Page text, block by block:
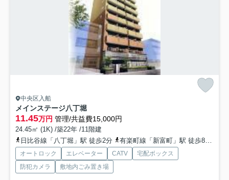
中央区入船
メインステージ八丁堀
11.45万円 管理/共益費15,000円
24.45㎡ (1K) /築22年 /11階建
日比谷線「八丁堀」駅 徒歩2分
有楽町線「新富町」駅 徒歩8分
オートロック エレベーター CATV
宅配ボックス
防犯カメラ
敷地内ごみ置き場